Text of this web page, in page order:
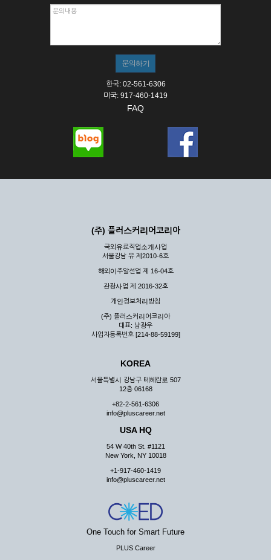
제5조 (서비스의 이용 및 중지)
② 시스템 점검, 교체 및 고장, 기술적인 이유, 국가비상사태, 정
스가 불가능할 경우 회사는 사전 공지나 예고 없이 서비스의 전
부 또는 일부를 일시적 또는 영구적으로 중지할 수 있습니다.
③ 기타 회사는 서비스를 제공할 수 없는 합당한 사유가 발생한
④ 회사는 제 2항 및 제 3항의 사유로 서비스의 제공이 일시적
여 배상하지 않습니다.
제3장 권리 및 의무
공할 수 있도록 최선의 노력을 다하여야 합니다.
게 누설, 배포하여서는 안됩니다. 다만, 관계법령에 의하여 국가
기관 등의 합법적인 요구가 있는 경우에는 해당 되지 않습니다.
③ 회사는 이용자로부터 제기되는 의견이나 불만이 정당하다고
인정할 경우에는 즉시 처리하여야 하며, 즉시 처리가 곤란한 경
우 그 처리를 위해 노력해야 합니다.
제7조 (회원의 의무)
① 회원은 ID와 비밀 번호에 관한 모든 관리의 책임이 있으며
② 회원은 이용신청서의 기재내용 중 변경된 내용이 있는 경우
서비스를 통하여 그 내용을 회사에 통지하여야 합니다.
③ 다른 회원의 ID와 비밀번호를 부당하게 사용하는 행위를
④ 회원은 회사의 서비스에서 타 사이트의 홍보행위를 하지 않
아야 하며 공공질서나 미풍약속에 위배되는 내용 혹은 저작권을
리 행위도 할 수 없습니다.
사가 통지하는 사항을 준수하여야 하며, 기타 회사의 업무에 방
해되는 행위를 하여서는 아니 됩니다.
제8조 (회원의 관리)
① 회원은 언제든 이 약관에 대한 동의를 철회할 수 있습니다.
한국: 02-561-6306
미국: 917-460-1419
FAQ
(주) 플러스커리어코리아
국외유료직업소개사업
서울강남 유 제2010-6호
해외이주알선업 제 16-04호
관광사업 제 2016-32호
개인정보처리방침
(주) 플러스커리어코리아
대표: 남광우
사업자등록번호 [214-88-59199]
KOREA
서울특별시 강남구 테헤란로 507
12층 06168
+82-2-561-6306
info@pluscareer.net
USA HQ
54 W 40th St. #1121
New York, NY 10018
+1-917-460-1419
info@pluscareer.net
One Touch for Smart Future
PLUS Career